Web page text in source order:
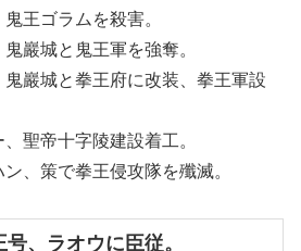
王ゴラムを殺害。
巖城と鬼王軍を強奪。
鬼巖城と拳王府に改装、拳王軍設
聖帝十字陵建設着工。
、策で拳王侵攻隊を殲滅。
号、ラオウに臣従。